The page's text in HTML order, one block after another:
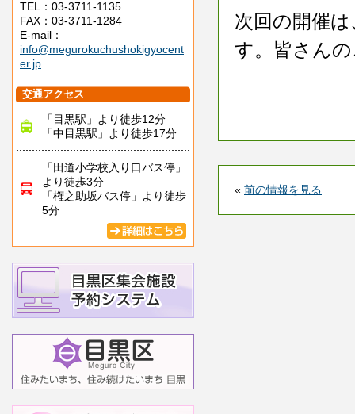
TEL：03-3711-1135
FAX：03-3711-1284
E-mail：
info@megurokuchushokigyocent
er.jp
交通アクセス
「目黒駅」より徒歩12分
「中目黒駅」より徒歩17分
「田道小学校入り口バス停」
より徒歩3分
「権之助坂バス停」より徒歩
5分
次回の開催
す。皆さん
« 前の情報を見る